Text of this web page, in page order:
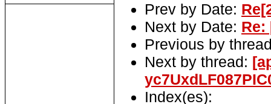
Prev by Date:
Next by Date: Re:
Previous by
Next by thread:
Index(es):